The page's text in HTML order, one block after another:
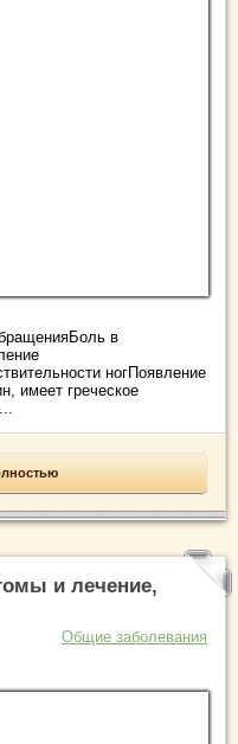
в
ногПоявление
имеет греческое
и лечение,
Общие заболевания